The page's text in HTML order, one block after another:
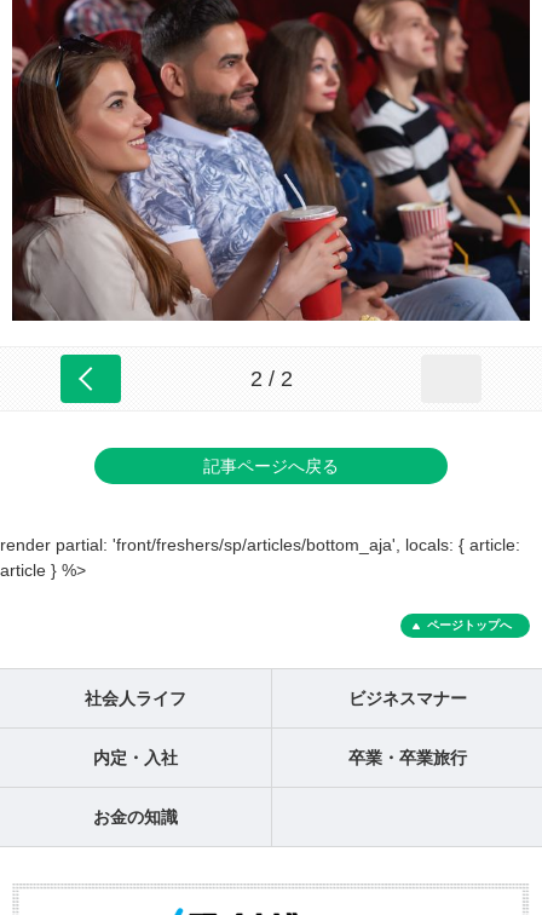
2 / 2
記事ページへ戻る
render partial: 'front/freshers/sp/articles/bottom_aja', locals: { article:
article } %>
ページトップへ
社会人ライフ ビジネスマナー
内定・入社 卒業・卒業旅行
お金の知識